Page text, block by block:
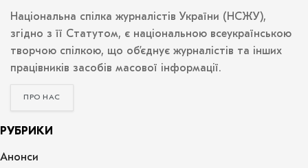
Національна спілка журналістів України (НСЖУ),
згідно з її Статутом, є національною всеукраїнською
творчою спілкою, що об’єднує журналістів та інших
працівників засобів масової інформації.
ПРО НАС
РУБРИКИ
Анонси